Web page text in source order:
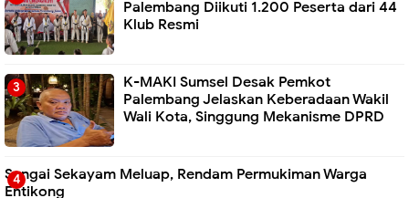
Palembang Diikuti 1.200 Peserta dari 44
Klub Resmi
K-MAKI Sumsel Desak Pemkot
Palembang Jelaskan Keberadaan Wakil
Wali Kota, Singgung Mekanisme DPRD
Sungai Sekayam Meluap, Rendam Permukiman Warga
Entikong